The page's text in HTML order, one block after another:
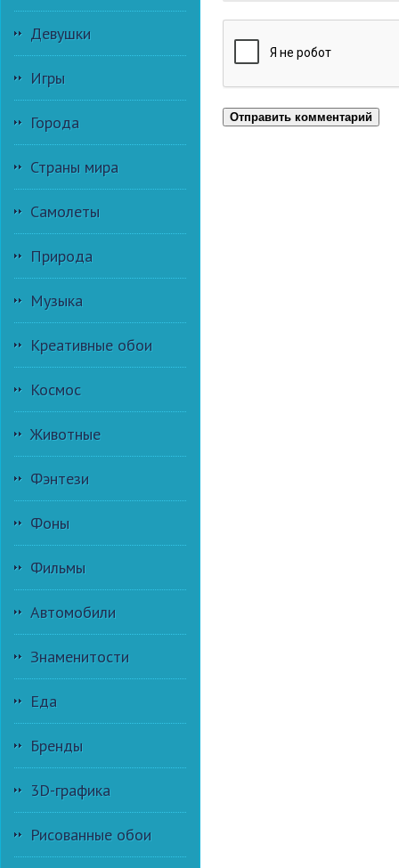
Девушки
Игры
Города
Страны мира
Самолеты
Природа
Музыка
Креативные обои
Космос
Животные
Фэнтези
Фоны
Фильмы
Автомобили
Знаменитости
Еда
Бренды
3D-графика
Рисованные обои
Отправить комментарий